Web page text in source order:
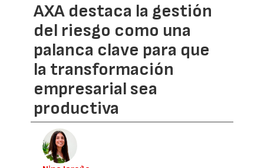
AXA destaca la gestión
del riesgo como una
palanca clave para que
la transformación
empresarial sea
productiva